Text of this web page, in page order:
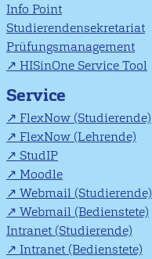
Info Point
Studierendensekretariat
Prüfungsmanagement
HISinOne Service Tool
Service
FlexNow (Studierende)
FlexNow (Lehrende)
StudIP
Moodle
Webmail (Studierende)
Webmail (Bedienstete)
Intranet (Studierende)
Intranet (Bedienstete)